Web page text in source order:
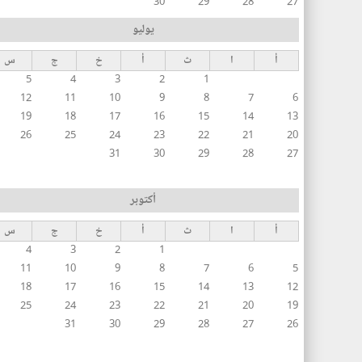
يوليو
أ ا ث أ خ ج
س
1
2
3
4
5
6
7
8
9
10
11
12
13
14
15
16
17
18
19
20
21
22
23
24
25
26
27
28
29
30
31
أكتوبر
أ ا ث أ خ ج
س
1
2
3
4
5
6
7
8
9
10
11
12
13
14
15
16
17
18
19
20
21
22
23
24
25
26
27
28
29
30
31